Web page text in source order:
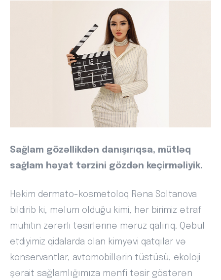
Sağlam gözəllikdən danışırıqsa, mütləq
sağlam həyat tərzini gözdən keçirməliyik.
Həkim dermato-kosmetoloq Rəna Soltanova
bildirib ki, məlum olduğu kimi, hər birimiz ətraf
mühitin zərərli təsirlərinə məruz qalırıq. Qəbul
etdiyimiz qidalarda olan kimyəvi qatqılar və
konservantlar, avtomobillərin tüstüsü, ekoloji
şərait sağlamlığımıza mənfi təsir göstərən